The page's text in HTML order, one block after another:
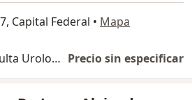
Capital Federal • Mapa
Primera consulta Urología Precio sin especificar